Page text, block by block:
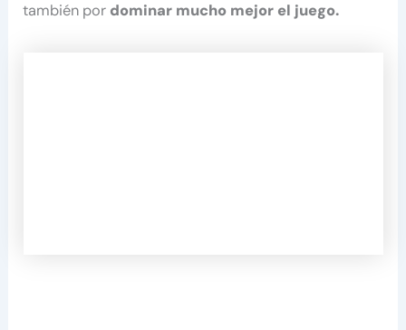
también por dominar mucho mejor el juego.